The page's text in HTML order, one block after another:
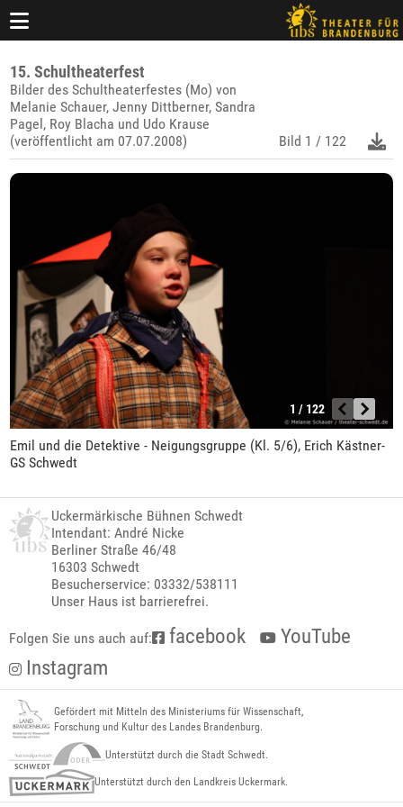
15. Schultheaterfest
Bilder des Schultheaterfestes (Mo) von
Melanie Schauer, Jenny Dittberner, Sandra
Pagel, Roy Blacha und Udo Krause
(veröffentlicht am 07.07.2008)
Bild 1 / 122
1 / 122
Emil und die Detektive - Neigungsgruppe (Kl. 5/6), Erich Kästner-
GS Schwedt
Uckermärkische Bühnen Schwedt
Intendant: André Nicke
Berliner Straße 46/48
16303 Schwedt
Besucherservice: 03332/538111
Unser Haus ist barrierefrei.
Folgen Sie uns auch auf: facebook
YouTube
Instagram
Gefördert mit Mitteln des Ministeriums für Wissenschaft,
Forschung und Kultur des Landes Brandenburg.
Unterstützt durch die Stadt Schwedt.
Unterstützt durch den Landkreis Uckermark.